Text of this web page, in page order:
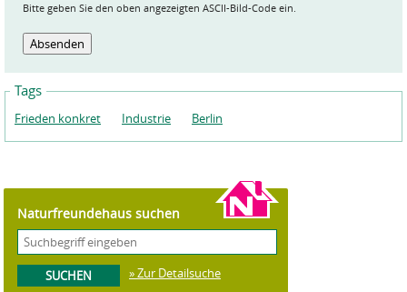
Bitte geben Sie den oben angezeigten ASCII-Bild-Code ein.
Tags
Frieden konkret Industrie Berlin
Naturfreundehaus suchen
» Zur Detailsuche